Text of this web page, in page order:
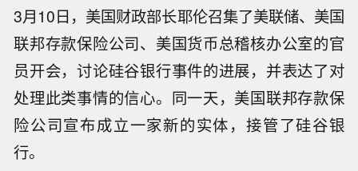
3月10日，美国财政部长耶伦召集了美联储、美国
联邦存款保险公司、美国货币总稽核办公室的官
员开会，讨论硅谷银行事件的进展，并表达了对
处理此类事情的信心。同一天，美国联邦存款保
险公司宣布成立一家新的实体，接管了硅谷银
行。